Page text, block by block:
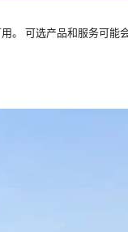
。 可选产品和服务可能